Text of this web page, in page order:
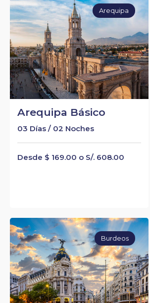
Arequipa Básico
03 Días / 02 Noches
Desde $ 169.00 o S/. 608.00
Arequipa
Burdeos